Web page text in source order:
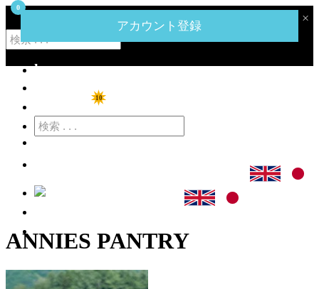
×
home
10
0
アカウント登録
ANNIES PANTRY
アカウント登録